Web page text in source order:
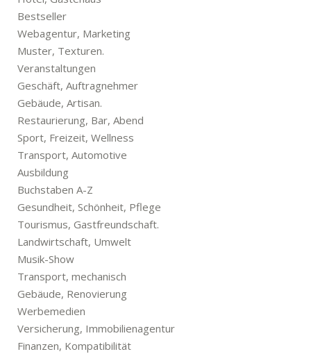
Bestseller
Webagentur, Marketing
Muster, Texturen.
Veranstaltungen
Geschäft, Auftragnehmer
Gebäude, Artisan.
Restaurierung, Bar, Abend
Sport, Freizeit, Wellness
Transport, Automotive
Ausbildung
Buchstaben A-Z
Gesundheit, Schönheit, Pflege
Tourismus, Gastfreundschaft.
Landwirtschaft, Umwelt
Musik-Show
Transport, mechanisch
Gebäude, Renovierung
Werbemedien
Versicherung, Immobilienagentur
Finanzen, Kompatibilität